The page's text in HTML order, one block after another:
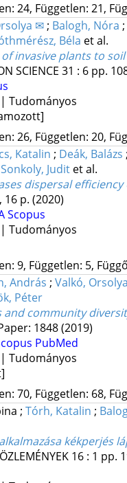
24, Független: 21,
✉; Balogh, Nóra ;
Béla et al.
invasive plants to
SCIENCE 31 : 6 pp.
Tudományos
26, Független: 20,
Katalin ; Deák, Balázs
Sonkoly, Judit et al.
dispersal
16 p. (2020)
Scopus
Tudományos
9, Független: 5,
András ; Valkó,
Péter
and community
1848(2019)
PubMed
Tudományos
70, Független: 68,
; Tórh, Katalin ;
kékperjés
16: 1 pp.